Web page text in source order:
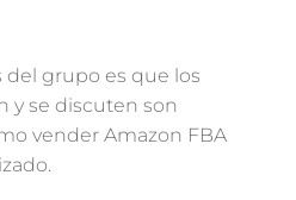
del grupo es que los
y se discuten son
vender Amazon FBA